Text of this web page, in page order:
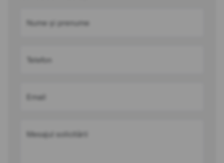
Nume și prenume
Telefon
Email
Mesajul solicitării